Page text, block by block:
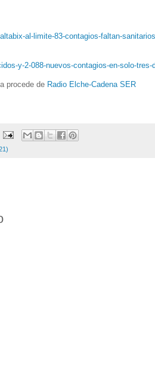
al-limite-83-contagios-faltan-
y-2-088-nuevos-contagios-en-solo-tres-
procede de Radio Elche-Cadena SER